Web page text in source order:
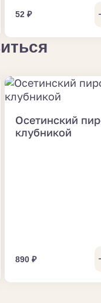
52 ₽
Осетинский
клубникой
890 ₽